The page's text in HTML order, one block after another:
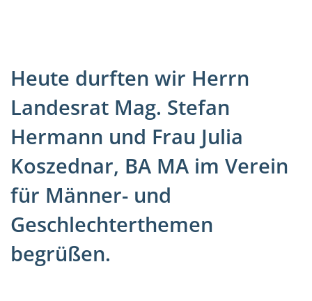
Heute durften wir Herrn
Landesrat Mag. Stefan
Hermann und Frau Julia
Koszednar, BA MA im Verein
für Männer- und
Geschlechterthemen
begrüßen.